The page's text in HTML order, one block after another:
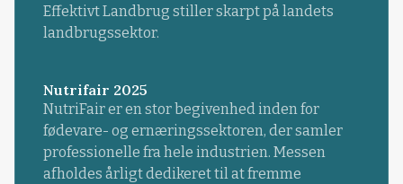
Effektivt Landbrug stiller skarpt på landets
landbrugssektor.
Nutrifair 2025
NutriFair er en stor begivenhed inden for
fødevare- og ernæringssektoren, der samler
professionelle fra hele industrien. Messen
afholdes årligt dedikeret til at fremme